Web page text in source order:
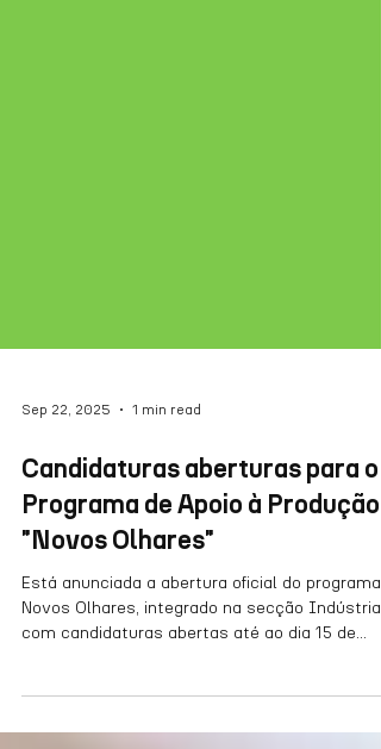
Sep 22, 2025 1 min read
Candidaturas aberturas para o
Programa de Apoio à Produção
"Novos Olhares"
Novos Olhares, integrado na secção Indústria,